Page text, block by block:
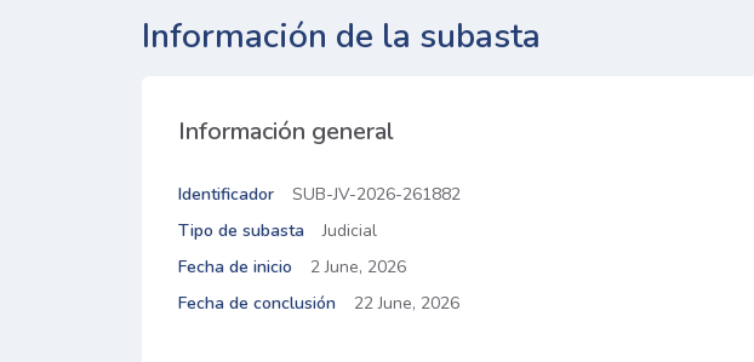
Información de la subasta
Información general
Identificador
SUB-JV-2026-261882
Tipo de subasta
Judicial
Fecha de inicio
2 June, 2026
Fecha de conclusión
22 June, 2026